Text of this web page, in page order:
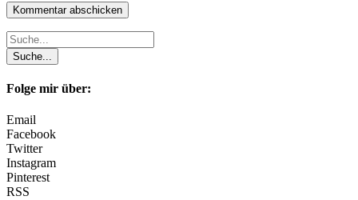
Folge mir über:
Email
Facebook
Twitter
Instagram
Pinterest
RSS